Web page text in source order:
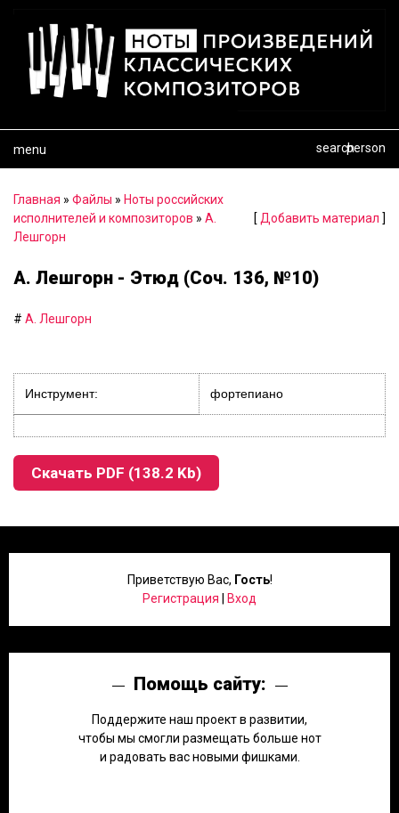
menu person
search
Главная » Файлы » Ноты российских
исполнителей и композиторов » А.
Лешгорн
[ Добавить материал ]
А. Лешгорн - Этюд (Соч. 136, №10)
# А. Лешгорн
Инструмент: фортепиано
Скачать PDF (138.2 Kb)
Приветствую Вас, Гость!
Регистрация
Вход
Помощь сайту:
Поддержите наш проект в развитии,
чтобы мы смогли размещать больше нот
и радовать вас новыми фишками.